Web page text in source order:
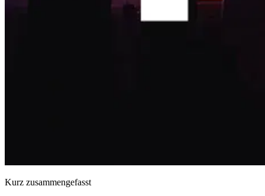
Kurz zusammengefasst